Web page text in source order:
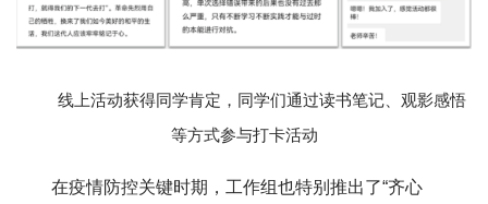
线上活动获得同学肯定，同学们通过读书笔记、观影感悟
等方式参与打卡活动
在疫情防控关键时期，工作组也特别推出了“齐心